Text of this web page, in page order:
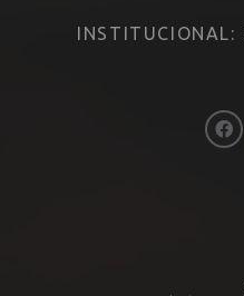
INSTITUCIONAL: